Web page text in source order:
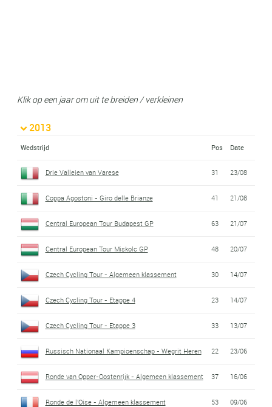
Klik op een jaar om uit te breiden / verkleinen
2013
Wedstrijd Pos Date
Drie Valleien van Varese 31 23/08
Coppa Agostoni - Giro delle Brianze 41 21/08
Central European Tour Budapest GP 63 21/07
Central European Tour Miskolc GP 48 20/07
Czech Cycling Tour - Algemeen klassement 30 14/07
Czech Cycling Tour - Etappe 4 23 14/07
Czech Cycling Tour - Etappe 3 33 13/07
Russisch Nationaal Kampioenschap - Wegrit Heren 22 23/06
Ronde van Opper-Oostenrijk - Algemeen klassement 37 16/06
Ronde de l'Oise - Algemeen klassement 53 09/06